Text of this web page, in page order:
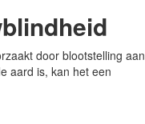
door blootstelling aan
aard is, kan het een